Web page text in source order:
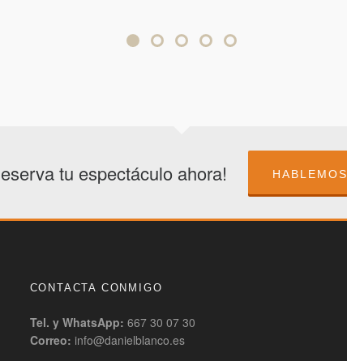
tu espectáculo ahora! HABLEMOS
CONTACTA CONMIGO
Tel. y WhatsApp: 667 30 07 30
Correo: info@danielblanco.es